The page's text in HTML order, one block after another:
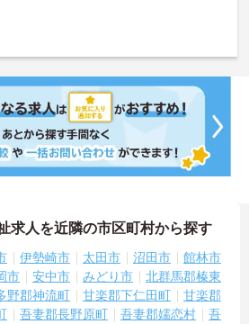
求人を近隣の市区町村から探す
伊勢崎市 太田市 沼田市
館林市
市 安中市 みどり市
北群馬郡榛東
野郡神流町 甘楽郡下仁田町
甘楽郡
吾妻郡長野原町 吾妻郡嬬恋村
吾